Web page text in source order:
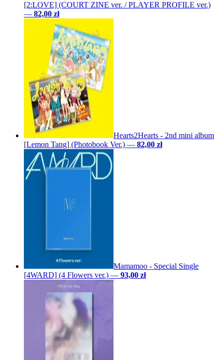
[2:LOVE] (COURT ZINE ver. / PLAYER PROFILE ver.)
— 82,00 zł
Hearts2Hearts - 2nd mini album
[Lemon Tang] (Photobook Ver.) — 82,00 zł
Mamamoo - Special Single
[4WARD] (4 Flowers ver.) — 93,00 zł